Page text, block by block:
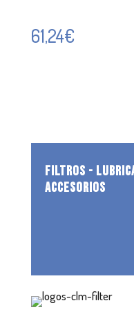
61,24€
FILTROS -
ACCESORIOS